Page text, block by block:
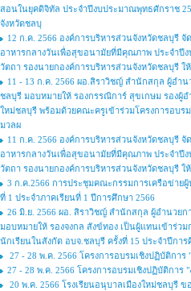
สอนในยุคดิจิทัล ประจำปีงบประมาณพุทธศักราช
จังหวัดชลบุ
12 ก.ค. 2566 องค์การบริหารส่วนจังหวัดชลบุรี
อาหารกลางวันเพื่อสุขอนามัยที่มีคุณภาพ ประจำปี
วัตถา รองนายกองค์การบริหารส่วนจังหวัดชลบุรี ใ
11 - 13 ก.ค. 2566 ผอ.สิราวิชญ์ สำนักสกุล ผู้อำ
ชลบุรี มอบหมายให้ รองกรรณิการ์ สุขเกษม รองผู้
ใหม่ชลบุรี พร้อมด้วยคณะครูเข้าร่วมโครงการอบร
มวลผ
11 ก.ค. 2566 องค์การบริหารส่วนจังหวัดชลบุรี
อาหารกลางวันเพื่อสุขอนามัยที่มีคุณภาพ ประจำปี
วัตถา รองนายกองค์การบริหารส่วนจังหวัดชลบุรี ใ
3 ก.ค.2566 การประชุมคณะกรรมการเครือข่าย
ที่ 1 ประจำภาคเรียนที่ 1 ปีการศึกษา 2566
26 มิ.ย. 2566 ผอ. สิราวิชญ์ สำนักสกุล ผู้อำนวย
มอบหมายให้ รองจงกล สังข์ทอง เป็นผู้แทนเข้าร่ว
นักเรียนในสังกัด อบจ.ชลบุรี ครั้งที่ 15 ประจำปีกา
27 - 28 พ.ค. 2566 โครงการอบรมเชิงปฏิบัติกา
27 - 28 พ.ค. 2566 โครงการอบรมเชิงปฏิบัติกา
20 พ.ค. 2566 โรงเรียนอนุบาลเมืองใหม่ชลบุ